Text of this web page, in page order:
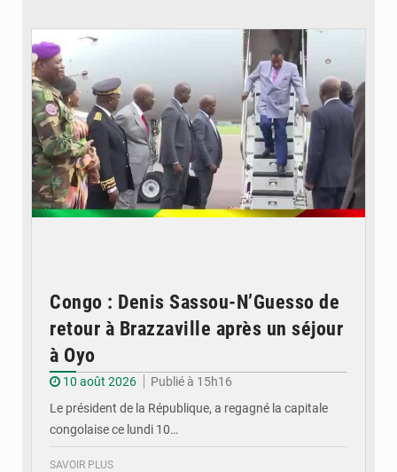
Congo : Denis Sassou-N’Guesso de
retour à Brazzaville après un séjour
à Oyo
10 août 2026
Publié à 15h16
Le président de la République, a regagné la capitale
congolaise ce lundi 10…
SAVOIR PLUS